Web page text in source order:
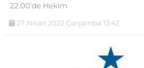
22.00’de Hekim
27 Nisan 2022 Çarşamba 13:42